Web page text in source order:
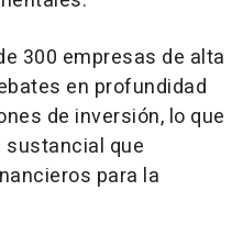
300 empresas de alta
en profundidad
de inversión, lo que
que
para la